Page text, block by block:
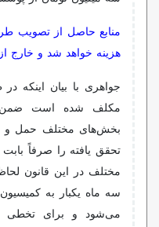
منابع حاصل از تصویب
هزینه خواهد شد و خارج
جواهری با بیان اینکه
مکلف شده است ضمن
بخش‌های مختلف حمل و
تحقق یافته را صرفاً
مختلف در این قانون
سه ماه یکبار به
می‌شود و برای تخطی